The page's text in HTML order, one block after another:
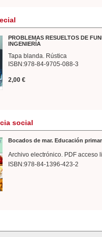
PROBLEMAS RESUELTOS DE
INGENIERÍA
Tapa blanda. Rústica
ISBN:978-84-9705-088-3
2,00 €
social
Bocados de mar. Educación
Archivo electrónico. PDF acceso
ISBN:978-84-1396-423-2